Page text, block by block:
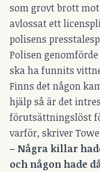
som grovt brott
avlossat ett
polisens
Polisen
ska ha funnits
Finns det någon
hjälp så är det
förutsättningslöst
varför, skriver
– Några killar
och någon hade